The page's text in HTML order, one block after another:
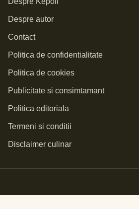
Despre autor
Contact
Politica de confidentialitate
Politica de cookies
Publicitate si consimtamant
Politica editoriala
Termeni si conditii
Disclaimer culinar